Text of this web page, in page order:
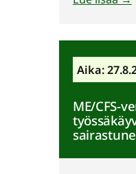
oireista
Tämä
Sinun ei
osallistua
ME/CFS-
Aika: